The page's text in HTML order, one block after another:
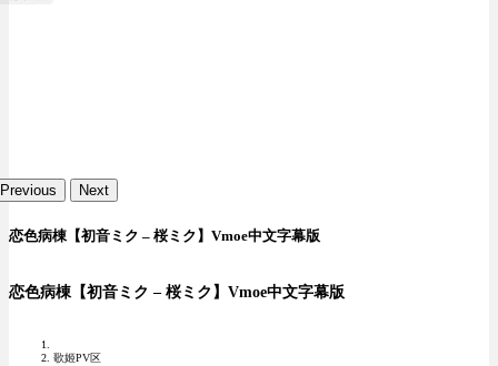
Previous Next
恋色病棟【初音ミク – 桜ミク】Vmoe中文字幕版
恋色病棟【初音ミク – 桜ミク】Vmoe中文字幕版
歌姬PV区